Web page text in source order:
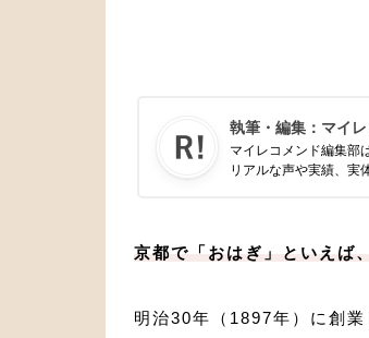
執筆・編集： マイ
マイレコメンド編集部
リアルな声や実績、実
京都で「おはぎ」といえば
明治30年（1897年）に創